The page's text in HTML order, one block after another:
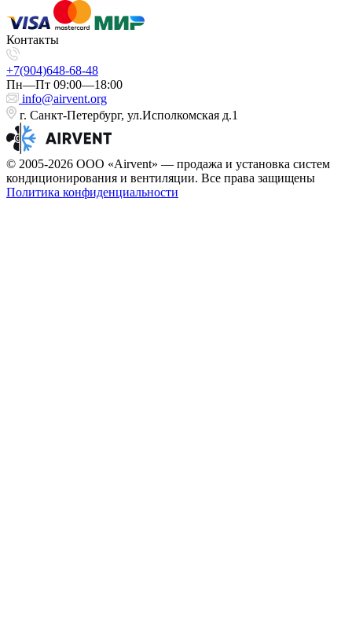
Контакты
+7(904)648-68-48
Пн—Пт 09:00—18:00
info@airvent.org
г. Санкт-Петербург, ул.Исполкомская д.1
© 2005-2026 ООО «Airvent» — продажа и установка систем
кондиционирования и вентиляции. Все права защищены
Политика конфиденциальности